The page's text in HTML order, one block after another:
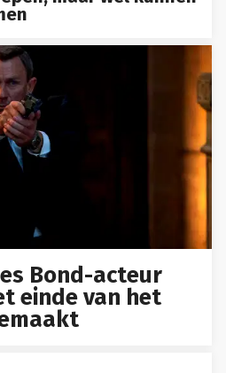
Bond-acteur
einde van het